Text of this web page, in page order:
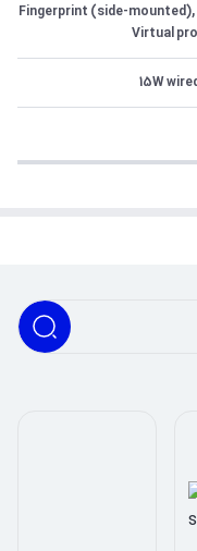
Sensors	Fingerprint (side-